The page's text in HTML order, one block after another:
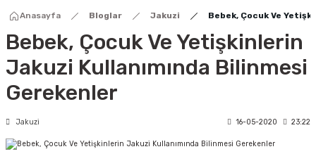
Anasayfa Bloglar Jakuzi Bebek, Çocuk Ve
Bebek, Çocuk Ve Yetişkinlerin
Jakuzi Kullanımında Bilinmesi
Gerekenler
Jakuzi 16-05-2020 23:22